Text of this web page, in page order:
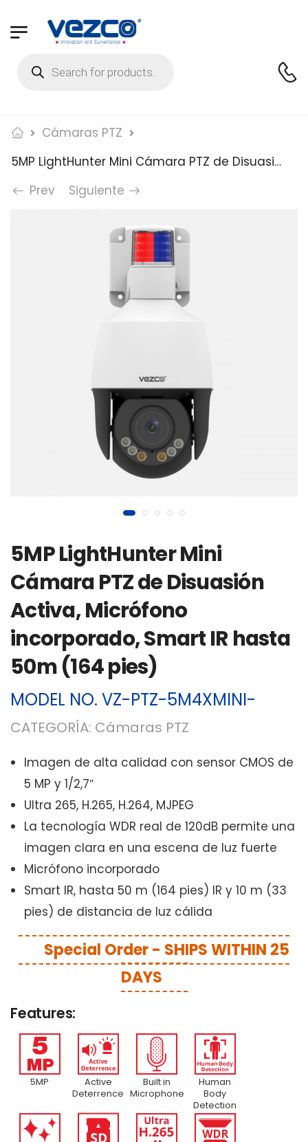
Cámaras PTZ
5MP LightHunter Mini Cámara PTZ de Disuasión Activa, Micrófono incorporado, Smart IR hasta 50m (164 pies)
Prev
Siguiente
5MP LightHunter Mini
Cámara PTZ de Disuasión
Activa, Micrófono
incorporado, Smart IR hasta
50m (164 pies)
MODEL NO. VZ-PTZ-5M4XMINI-
CATEGORÍA: Cámaras PTZ
Imagen de alta calidad con sensor CMOS de
5 MP y 1/2,7″
Ultra 265, H.265, H.264, MJPEG
La tecnología WDR real de 120dB permite una
imagen clara en una escena de luz fuerte
Micrófono incorporado
Smart IR, hasta 50 m (164 pies) IR y 10 m (33
pies) de distancia de luz cálida
Special Order - SHIPS WITHIN 25
DAYS
Features:
5MP
Active
Deterrence
Built in
Microphone
Human
Body
Detection